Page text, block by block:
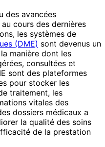
des avancées
cours des dernières
les systèmes de
(DME) sont devenus un
manière dont les
consultées et
sont des plateformes
pour stocker les
traitement, les
vitales des
dossiers médicaux a
la qualité des soins
de la prestation